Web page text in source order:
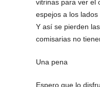
vitrinas para ver el
espejos a los
Y así se pierden
comisarias no
Una pena
Espero que lo